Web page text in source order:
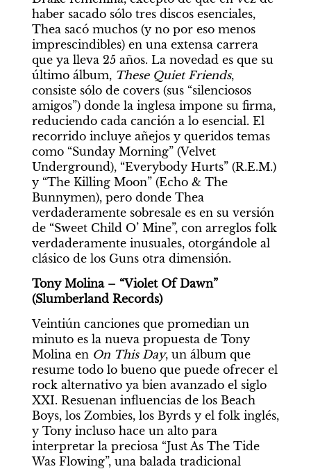
haber sacado sólo tres discos esenciales,
Thea sacó muchos (y no por eso menos
imprescindibles) en una extensa carrera
que ya lleva 25 años. La novedad es que su
último álbum, These Quiet Friends,
consiste sólo de covers (sus “silenciosos
amigos”) donde la inglesa impone su firma,
reduciendo cada canción a lo esencial. El
recorrido incluye añejos y queridos temas
como “Sunday Morning” (Velvet
Underground), “Everybody Hurts” (R.E.M.)
y “The Killing Moon” (Echo & The
Bunnymen), pero donde Thea
verdaderamente sobresale es en su versión
de “Sweet Child O’ Mine”, con arreglos folk
verdaderamente inusuales, otorgándole al
clásico de los Guns otra dimensión.
Tony Molina – “Violet Of Dawn”
(Slumberland Records)
Veintiún canciones que promedian un
minuto es la nueva propuesta de Tony
Molina en On This Day, un álbum que
resume todo lo bueno que puede ofrecer el
rock alternativo ya bien avanzado el siglo
XXI. Resuenan influencias de los Beach
Boys, los Zombies, los Byrds y el folk inglés,
y Tony incluso hace un alto para
interpretar la preciosa “Just As The Tide
Was Flowing”, una balada tradicional